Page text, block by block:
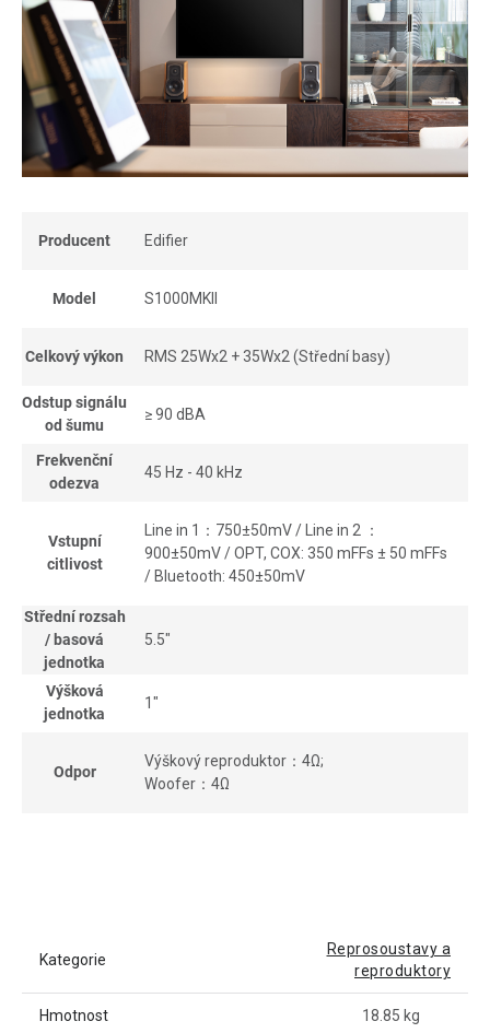
Producent Edifier
Model S1000MKII
Celkový výkon RMS 25Wx2 + 35Wx2 (Střední basy)
Odstup signálu
od šumu
≥ 90 dBA
Frekvenční
odezva
45 Hz - 40 kHz
Vstupní
citlivost
Line in 1：750±50mV / Line in 2 ：
900±50mV / OPT, COX: 350 mFFs ± 50 mFFs
/ Bluetooth: 450±50mV
Střední rozsah
/ basová
jednotka
5.5"
Výšková
jednotka
1"
Odpor
Výškový reproduktor：4Ω;
Woofer：4Ω
Kategorie
Reprosoustavy a
reproduktory
Hmotnost 18.85 kg